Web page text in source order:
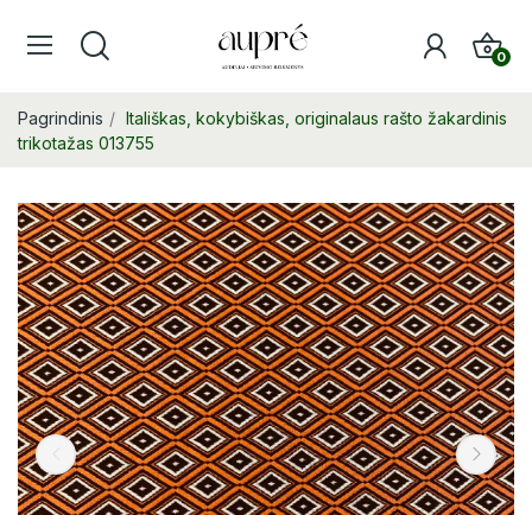
0
Pagrindinis
Itališkas, kokybiškas, originalaus rašto žakardinis
trikotažas 013755